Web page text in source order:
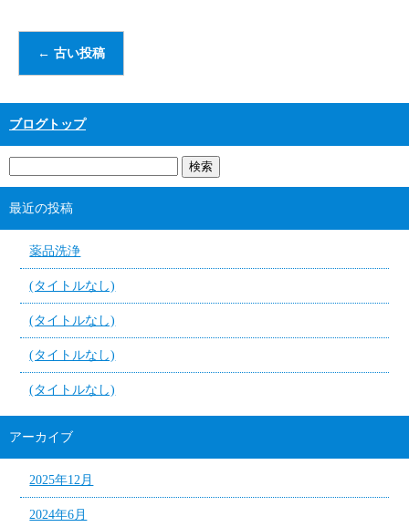
← 古い投稿
ブログトップ
最近の投稿
薬品洗浄
(タイトルなし)
(タイトルなし)
(タイトルなし)
(タイトルなし)
アーカイブ
2025年12月
2024年6月